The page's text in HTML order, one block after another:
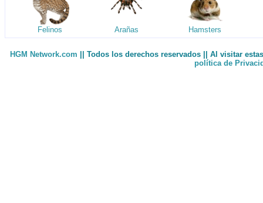
Felinos Arañas Hamsters
HGM Network.com || Todos los derechos reservados || Al visitar
política de